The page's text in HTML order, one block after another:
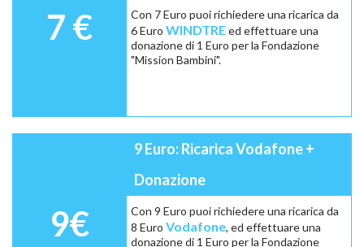
7 €
Con 7 Euro puoi richiedere una ricarica da
6 Euro WINDTREed effettuare una
donazione di 1 Euro per la Fondazione
"Mission Bambini".
9€
9 Euro: Ricarica Vodafone +
Donazione
Con 9 Euro puoi richiedere una ricarica da
8 Euro Vodafone, ed effettuare una
donazione di 1 Euro per la Fondazione